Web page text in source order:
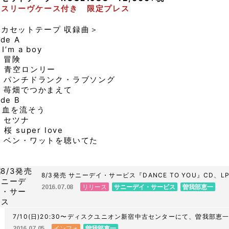
リーヴケース付き 限定プレス
セットテープ 収録曲＞
A
I’m a boy
冒険
青空ロンリー
パンチドランク・ラブソング
苺畑でつかまえて
B
を流そう
セツナ
桜 super love
ベン・ワットを聴いてた
8/3発売 サニーデイ・サービス『DANCE TO YOU』CD、
2016.07.08 リリース サニーデイ・サービス 曽我部恵一
7/10(日)20:30〜ディスクユニオン新宿中古センターにて、曽我部恵
イベントが決定しました。